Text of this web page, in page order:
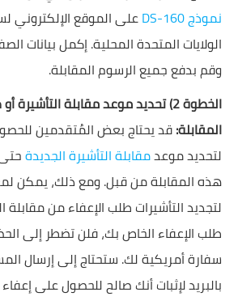
نموذج DS-160
على الموقع الإلكتروني
الولايات المتحدة المحلية. إكمل بيانات
وقم بدفع جميع الرسوم المقابلة.
الخطوة 2) تحديد موعد مقابلة
المقابلة:قد يحتاج بعض المُتقدمين
لتحديد موعدمقابلة التأشيرة الجديدة
هذه المقابلة من قبل. ومع ذلك، يمكن
لتجديد التأشيرات طلب الإعفاء من مقابلة
طلب الإعفاء الخاص بك، فلن تضطر إلى
سفارة أمريكية لك. ستحتاج إلى إرسال
بالبريد لإثبات أنك صالح للحصول على